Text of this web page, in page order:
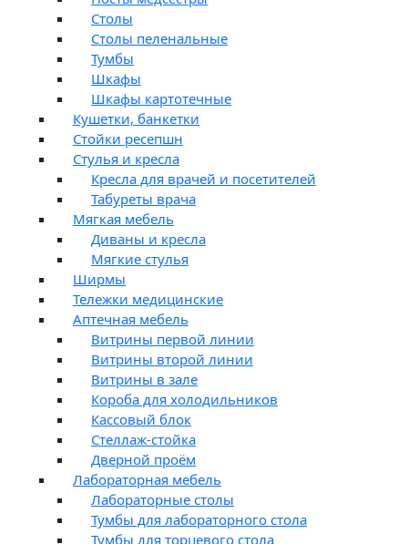
Столы
Столы пеленальные
Тумбы
Шкафы
Шкафы картотечные
Кушетки, банкетки
Стойки ресепшн
Стулья и кресла
Кресла для врачей и посетителей
Табуреты врача
Мягкая мебель
Диваны и кресла
Мягкие стулья
Ширмы
Тележки медицинские
Аптечная мебель
Витрины первой линии
Витрины второй линии
Витрины в зале
Короба для холодильников
Кассовый блок
Стеллаж-стойка
Дверной проём
Лабораторная мебель
Лабораторные столы
Тумбы для лабораторного стола
Тумбы для торцевого стола